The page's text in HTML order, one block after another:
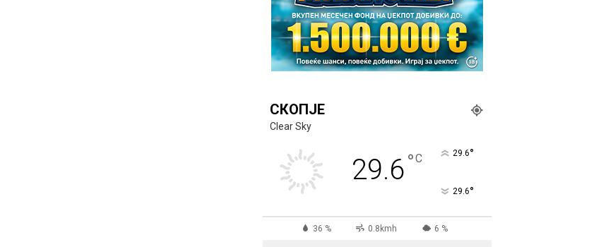
СКОПЈЕ
Clear Sky
29.6°C 29.6°
29.6°
36 % 0.8kmh 6 %